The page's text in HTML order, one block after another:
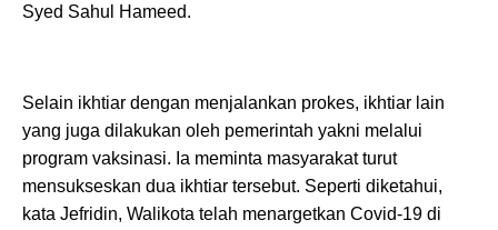
Syed Sahul Hameed.
Selain ikhtiar dengan menjalankan prokes, ikhtiar lain
yang juga dilakukan oleh pemerintah yakni melalui
program vaksinasi. Ia meminta masyarakat turut
mensukseskan dua ikhtiar tersebut. Seperti diketahui,
kata Jefridin, Walikota telah menargetkan Covid-19 di